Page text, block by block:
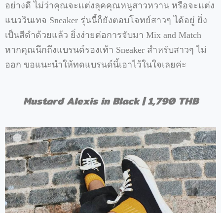
อย่างดี ไม่ว่าคุณจะแต่งลุคคุณหนูสาวหวาน หรือจะแต่ง
แนววินเทจ Sneaker รุ่นนี้ก็ยังตอบโจทย์สาวๆ ได้อยู่ ยิ่ง
เป็นสีดำด้วยแล้ว ยิ่งง่ายต่อการจับมา Mix and Match
หากคุณนึกถึงแบรนด์รองเท้า Sneaker สำหรับสาวๆ ไม่
ออก ขอแนะนำให้ทดแบรนด์นี้เอาไว้ในใจเลยค่ะ
Mustard Alexis in Black | 1,790 THB